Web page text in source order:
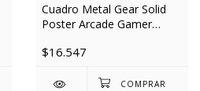
Cuadro Metal Gear Solid
Poster Arcade Gamer
$16.547